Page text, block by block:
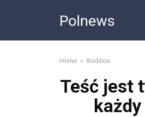
Polnews
Home » Rodzice
Teść jest